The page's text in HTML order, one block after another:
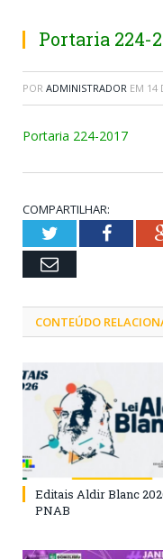
Portaria 224-
POR ADMINISTRADOR EM 14
Portaria 224-2017
COMPARTILHAR:
Twitter
Email
CONTEÚDO
Editais Aldir Blanc
PNAB